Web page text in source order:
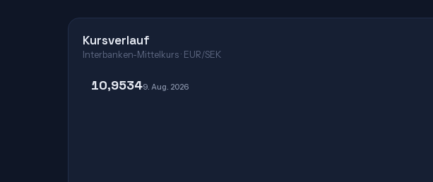
Kursverlauf
Interbanken-Mittelkurs · EUR/SEK
10,95349. Aug. 2026